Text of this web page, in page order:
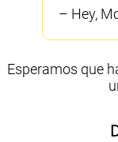
– Hey,
Esperamos que